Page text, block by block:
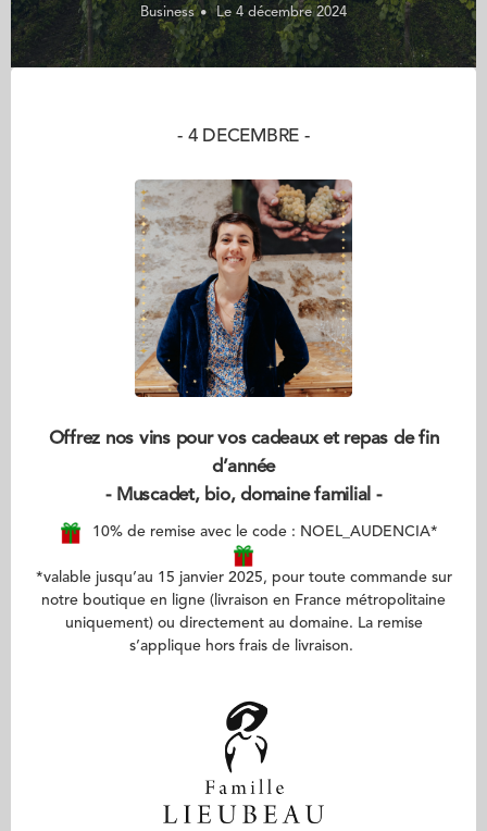
Business Le 4 décembre 2024
- 4 DECEMBRE -
Offrez nos vins pour vos cadeaux et repas de fin
d’année
- Muscadet, bio, domaine familial -
10% de remise avec le code : NOEL_AUDENCIA*
*valable jusqu’au 15 janvier 2025, pour toute commande sur
notre boutique en ligne (livraison en France métropolitaine
uniquement) ou directement au domaine. La remise
s’applique hors frais de livraison.